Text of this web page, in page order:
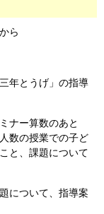
ら
年とうげ」の指導
ナー算数のあと
数の授業での子ど
と、課題について
について、指導案